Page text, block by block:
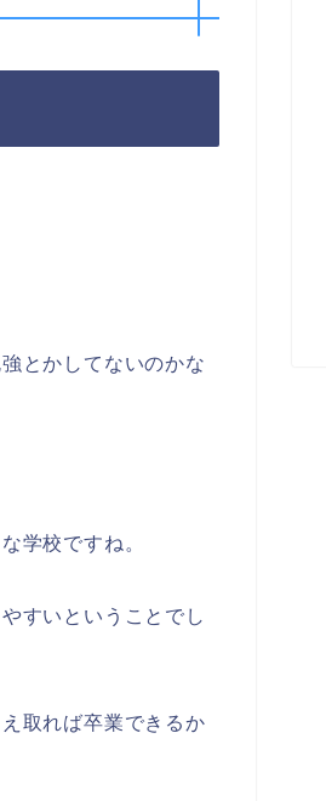
とかしてないのかな
学校ですね。
すいということでし
取れば卒業できるか